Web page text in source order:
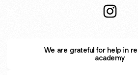
We are grateful for help in
academy